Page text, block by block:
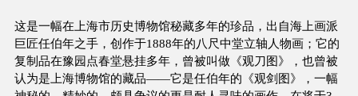
这是一幅在上海市历史博物馆秘藏多年的珍品，出自海上画派
巨匠任伯年之手，创作于1888年的八尺中堂立轴人物画；它的
复制品在豫园点春堂悬挂多年，曾被叫做《观刀图》，也曾被
认为是上海博物馆的藏品——它是任伯年的《观剑图》，一幅